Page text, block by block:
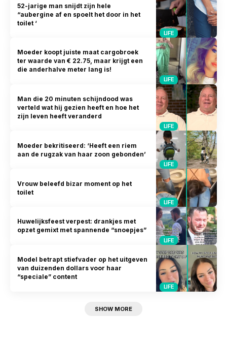
LIFE
52-jarige man snijdt zijn hele
“aubergine af en spoelt het door in het
toilet ‘
LIFE
Moeder koopt juiste maat cargobroek
ter waarde van € 22.75, maar krijgt een
die anderhalve meter lang is!
LIFE
Man die 20 minuten schijndood was
verteld wat hij gezien heeft en hoe het
zijn leven heeft veranderd
LIFE
Moeder bekritiseerd: ‘Heeft een riem
aan de rugzak van haar zoon gebonden’
LIFE
Vrouw beleefd bizar moment op het
toilet
LIFE
Huwelijksfeest verpest: drankjes met
opzet gemixt met spannende “snoepjes”
LIFE
Model betrapt stiefvader op het uitgeven
van duizenden dollars voor haar
“speciale” content
SHOW MORE